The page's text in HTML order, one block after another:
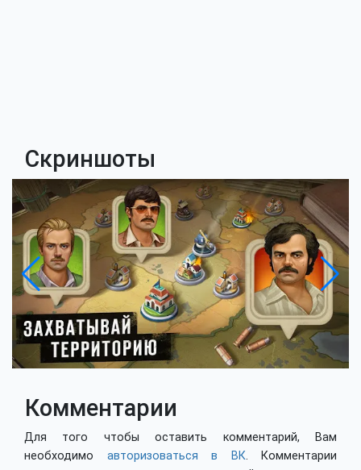
Скриншоты
Комментарии
Для того чтобы оставить комментарий, Вам
необходимо авторизоваться в ВК. Комментарии